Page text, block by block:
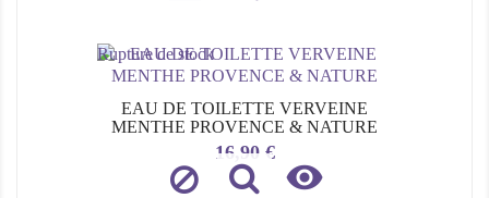
Rupture de stock
EAU DE TOILETTE VERVEINE
MENTHE PROVENCE & NATURE
Prix
16,90 €
